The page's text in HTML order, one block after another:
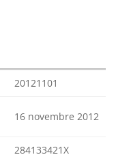
20121101
16 novembre 2012
284133421X